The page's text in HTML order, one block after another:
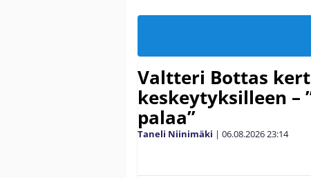
Valtteri Bottas
keskeytyksilleen –
palaa”
Taneli Niinimäki | 06.08.202623:14